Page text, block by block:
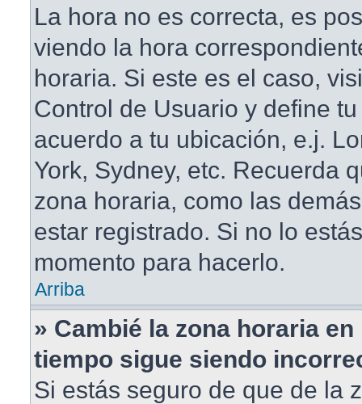
La hora no es correcta, es
viendo la hora
horaria. Si este es el caso,
Control de Usuario y define
acuerdo a tu ubicación, e.j.
York, Sydney, etc. Recuerda
zona horaria, como las
estar registrado. Si no lo
momento para hacerlo.
Arriba
» Cambié la zona horaria
tiempo sigue siendo
Si estás seguro de que de la